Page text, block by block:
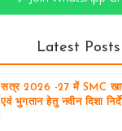
Latest Posts
सत्र 2026 -27 में SMC
एवं भुगतान हेतु नवीन दिशा